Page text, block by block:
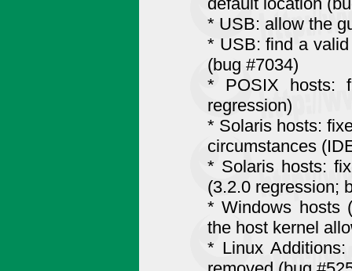
* USB: allow the
* USB: find a
(bug #7034)
* POSIX hosts:
regression)
* Solaris hosts:
circumstances
* Solaris hosts:
(3.2.0 regression;
* Windows hosts
the host kernel
* Linux